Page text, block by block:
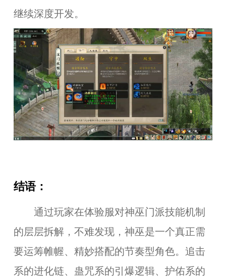
继续深度开发。
结语：
通过玩家在体验服对神巫门派技能机制
的层层拆解，不难发现，神巫是一个真正需
要运筹帷幄、精妙搭配的节奏型角色。追击
系的进化链、蛊咒系的引爆逻辑、护佑系的